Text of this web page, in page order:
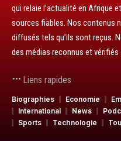
qui relaie l’actualité en Afrique
sources fiables. Nos contenus
diffusés tels qu’ils sont reçus.
des médias reconnus et
Liens rapides
Biographies Economie
International
News
Sports
Technologie